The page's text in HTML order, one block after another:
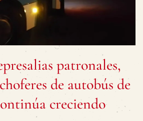
patronales,
de autobús de
creciendo